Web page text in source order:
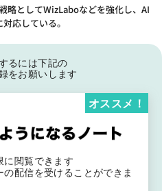
略としてWizLaboなどを強化し、AI
応している。
るには下記の
をお願いします
に閲覧できます
配信を受けることができま
オススメ！